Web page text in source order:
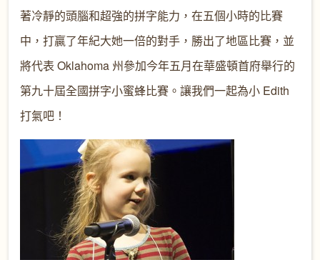
著冷靜的頭腦和超強的拼字能力，在五個小時的比賽
中，打贏了年紀大她一倍的對手，勝出了地區比賽，並
將代表 Oklahoma 州參加今年五月在華盛頓首府舉行的
第九十屆全國拼字小蜜蜂比賽。讓我們一起為小 Edith
打氣吧！